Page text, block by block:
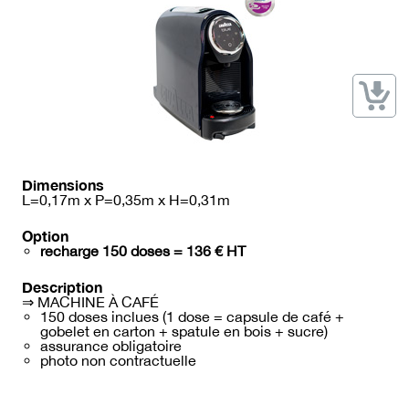
→ Noms / Références
Dimensions
L=0,17m x P=0,35m x H=0,31m
Option
recharge 150 doses = 136 € HT
Description
⇒ MACHINE À CAFÉ
150 doses inclues (1 dose = capsule de café +
gobelet en carton + spatule en bois + sucre)
assurance obligatoire
photo non contractuelle